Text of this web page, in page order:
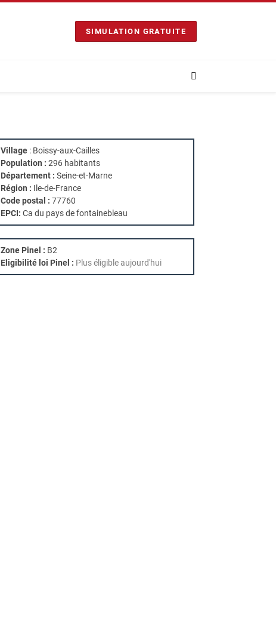
SIMULATION GRATUITE
Village : Boissy-aux-Cailles
Population : 296 habitants
Département : Seine-et-Marne
Région : Ile-de-France
Code postal : 77760
EPCI: Ca du pays de fontainebleau
Zone Pinel : B2
Eligibilité loi Pinel : Plus éligible aujourd'hui